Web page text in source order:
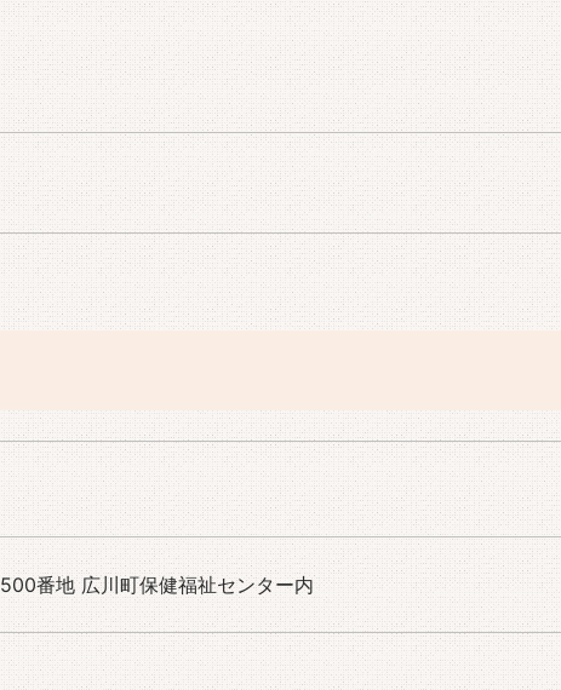
番地 広川町保健福祉センター内